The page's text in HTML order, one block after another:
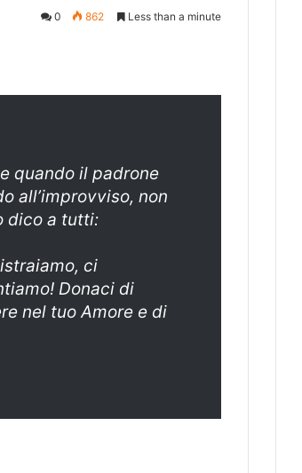
0 862 Less than a minute
quando il padrone
all’improvviso, non
dico a tutti:
ci
Donaci di
nel tuo Amore e di